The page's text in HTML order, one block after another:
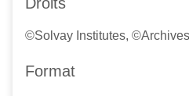
©Solvay Institutes,
Format